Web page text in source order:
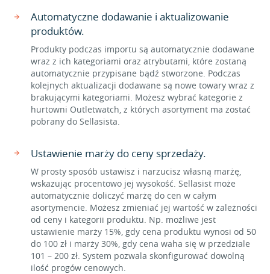
Automatyczne dodawanie i aktualizowanie
produktów.
Produkty podczas importu są automatycznie dodawane
wraz z ich kategoriami oraz atrybutami, które zostaną
automatycznie przypisane bądź stworzone. Podczas
kolejnych aktualizacji dodawane są nowe towary wraz z
brakującymi kategoriami. Możesz wybrać kategorie z
hurtowni Outletwatch, z których asortyment ma zostać
pobrany do Sellasista.
Ustawienie marży do ceny sprzedaży.
W prosty sposób ustawisz i narzucisz własną marżę,
wskazując procentowo jej wysokość. Sellasist może
automatycznie doliczyć marżę do cen w całym
asortymencie. Możesz zmieniać jej wartość w zależności
od ceny i kategorii produktu. Np. możliwe jest
ustawienie marży 15%, gdy cena produktu wynosi od 50
do 100 zł i marży 30%, gdy cena waha się w przedziale
101 – 200 zł. System pozwala skonfigurować dowolną
ilość progów cenowych.